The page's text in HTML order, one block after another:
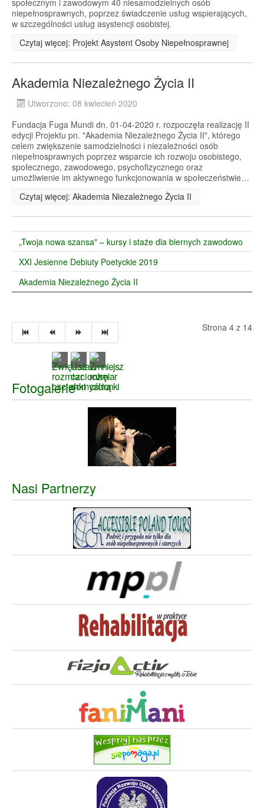
społecznym i zawodowym 40 niesamodzielnych osób
niepełnosprawnych, poprzez świadczenie usług wspierających,
w szczególności usług asystencji osobistej.
Czytaj więcej: Projekt Asystent Osoby Niepełnosprawnej
Akademia Niezależnego Życia II
Utworzono: 08 kwiecień 2020
Fundacja Fuga Mundi dn. 01-04-2020 r. rozpoczęła realizację II
edycji Projektu pn. "Akademia Niezależnego Życia II", którego
celem zwiększenie samodzielności i niezależności osób
niepełnosprawnych poprzez wsparcie ich rozwoju osobistego,
społecznego, zawodowego, psychofizycznego oraz
umożliwienie im aktywnego funkcjonowania w społeczeństwie…
Czytaj więcej: Akademia Niezależnego Życia II
„Twoja nowa szansa" – kursy i staże dla biernych zawodowo
XXI Jesienne Debiuty Poetyckie 2019
Akademia Niezależnego Życia II
Strona 4 z 14
Fotogalerie
Nasi Partnerzy